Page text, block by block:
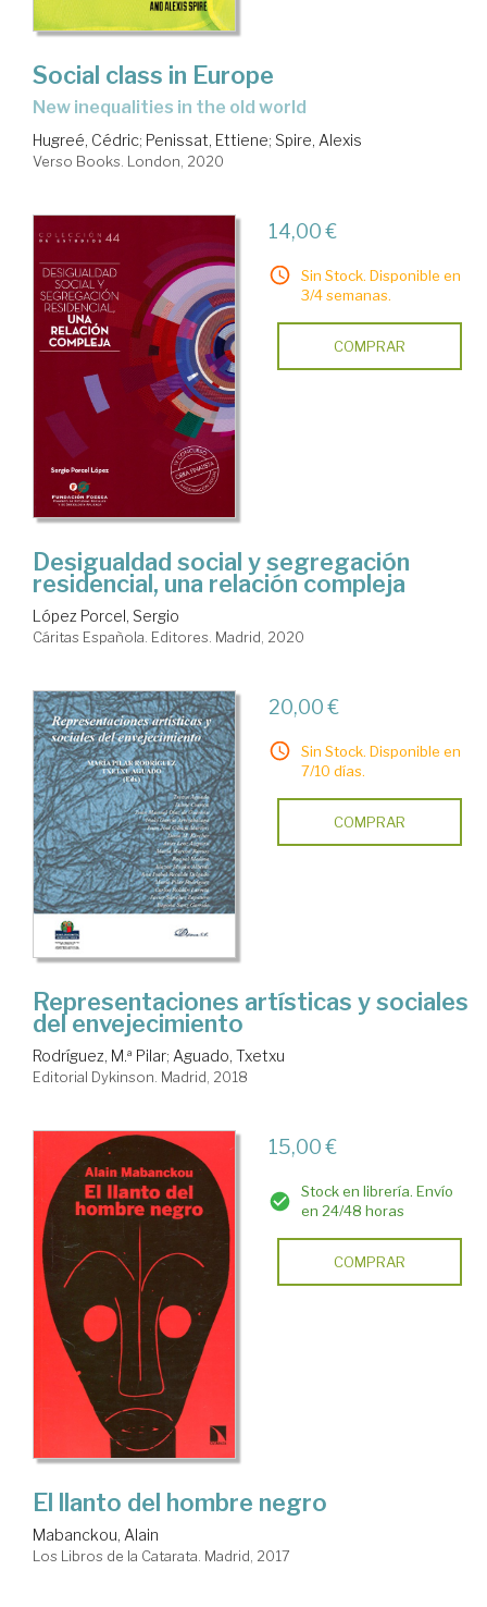
Social class in Europe
new inequalities in the old world
Hugreé, Cédric; Penissat, Ettiene; Spire, Alexis
Verso Books. London, 2020
14,00 €
Sin Stock. Disponible en
3/4 semanas.
COMPRAR
Desigualdad social y segregación
residencial, una relación compleja
López Porcel, Sergio
Cáritas Española. Editores. Madrid, 2020
20,00 €
Sin Stock. Disponible en
7/10 días.
COMPRAR
Representaciones artísticas y sociales
del envejecimiento
Rodríguez, M.ª Pilar; Aguado, Txetxu
Editorial Dykinson. Madrid, 2018
15,00 €
Stock en librería. Envío
en 24/48 horas
COMPRAR
El llanto del hombre negro
Mabanckou, Alain
Los Libros de la Catarata. Madrid, 2017